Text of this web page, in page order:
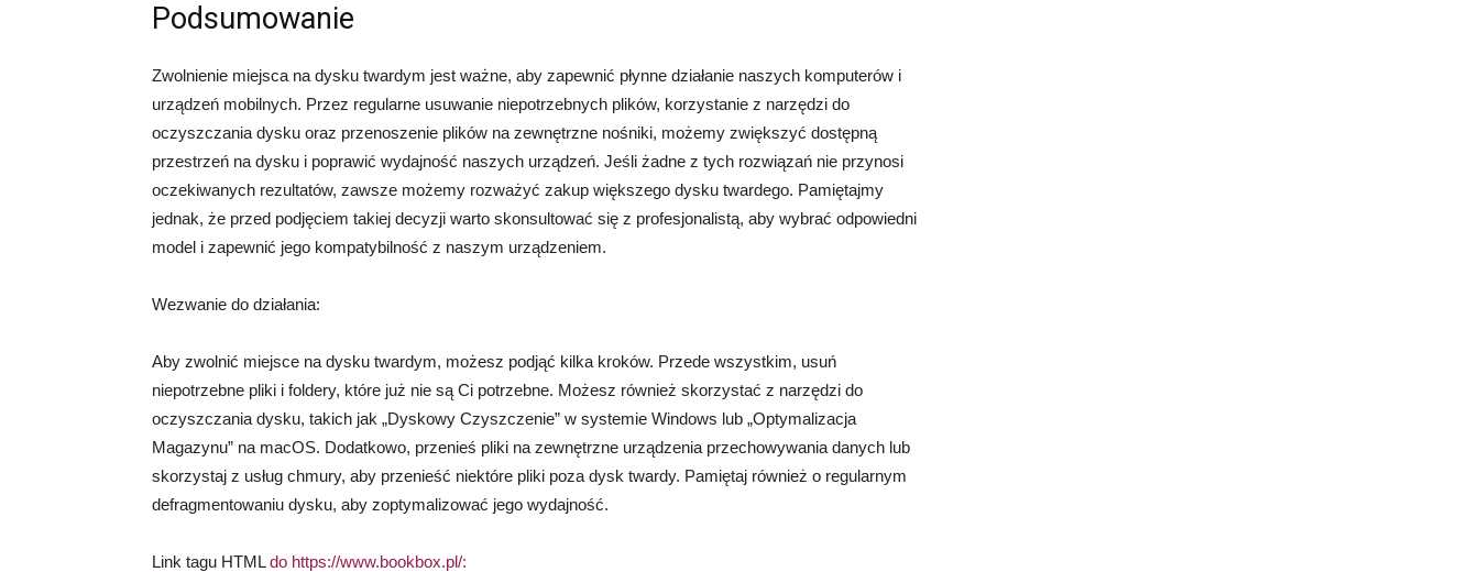
Podsumowanie
Zwolnienie miejsca na dysku twardym jest ważne, aby zapewnić płynne działanie naszych komputerów i
urządzeń mobilnych. Przez regularne usuwanie niepotrzebnych plików, korzystanie z narzędzi do
oczyszczania dysku oraz przenoszenie plików na zewnętrzne nośniki, możemy zwiększyć dostępną
przestrzeń na dysku i poprawić wydajność naszych urządzeń. Jeśli żadne z tych rozwiązań nie przynosi
oczekiwanych rezultatów, zawsze możemy rozważyć zakup większego dysku twardego. Pamiętajmy
jednak, że przed podjęciem takiej decyzji warto skonsultować się z profesjonalistą, aby wybrać odpowiedni
model i zapewnić jego kompatybilność z naszym urządzeniem.
Wezwanie do działania:
Aby zwolnić miejsce na dysku twardym, możesz podjąć kilka kroków. Przede wszystkim, usuń
niepotrzebne pliki i foldery, które już nie są Ci potrzebne. Możesz również skorzystać z narzędzi do
oczyszczania dysku, takich jak „Dyskowy Czyszczenie” w systemie Windows lub „Optymalizacja
Magazynu” na macOS. Dodatkowo, przenieś pliki na zewnętrzne urządzenia przechowywania danych lub
skorzystaj z usług chmury, aby przenieść niektóre pliki poza dysk twardy. Pamiętaj również o regularnym
defragmentowaniu dysku, aby zoptymalizować jego wydajność.
Link tagu HTMLdo https://www.bookbox.pl/: